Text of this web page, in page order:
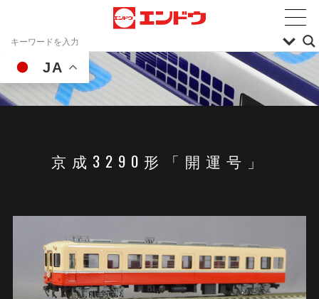
JA
京成3290形「開運号」